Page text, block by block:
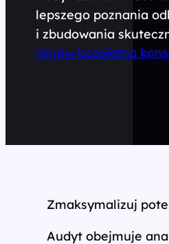
Wszystkie usługi
lepszego poznania
i zbudowania
Umów bezpłatną
Zmaksymalizuj
Audyt obejmuje